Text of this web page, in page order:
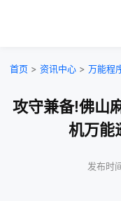
首页 > 资讯中心 > 万能程
攻守兼备!佛山
机万能
发布时